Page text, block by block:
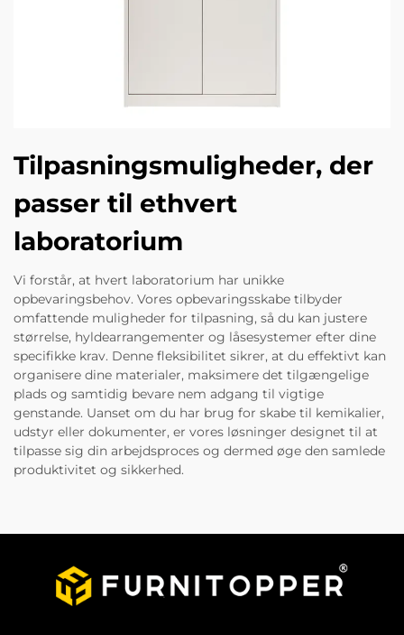
Tilpasningsmuligheder, der
passer til ethvert
laboratorium
Vi forstår, at hvert laboratorium har unikke
opbevaringsbehov. Vores opbevaringsskabe tilbyder
omfattende muligheder for tilpasning, så du kan justere
størrelse, hyldearrangementer og låsesystemer efter dine
specifikke krav. Denne fleksibilitet sikrer, at du effektivt kan
organisere dine materialer, maksimere det tilgængelige
plads og samtidig bevare nem adgang til vigtige
genstande. Uanset om du har brug for skabe til kemikalier,
udstyr eller dokumenter, er vores løsninger designet til at
tilpasse sig din arbejdsproces og dermed øge den samlede
produktivitet og sikkerhed.